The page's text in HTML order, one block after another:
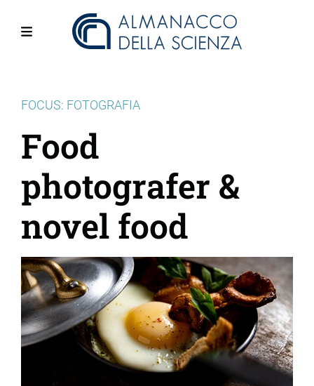
FOCUS: FOTOGRAFIA
Food
photografer &
novel food